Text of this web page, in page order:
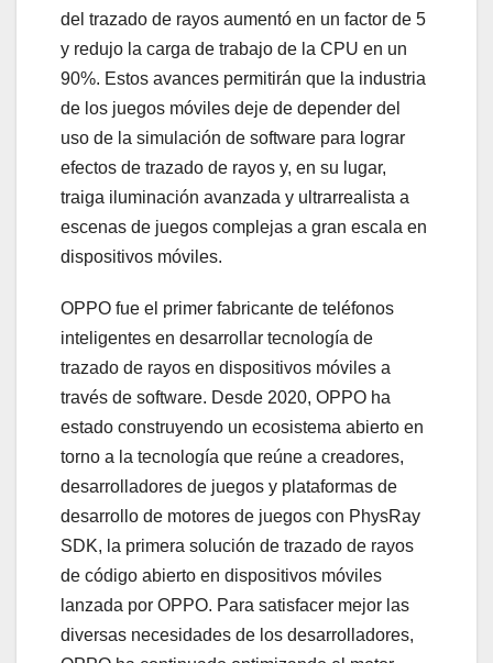
del trazado de rayos aumentó en un factor de 5
y redujo la carga de trabajo de la CPU en un
90%. Estos avances permitirán que la industria
de los juegos móviles deje de depender del
uso de la simulación de software para lograr
efectos de trazado de rayos y, en su lugar,
traiga iluminación avanzada y ultrarrealista a
escenas de juegos complejas a gran escala en
dispositivos móviles.
OPPO fue el primer fabricante de teléfonos
inteligentes en desarrollar tecnología de
trazado de rayos en dispositivos móviles a
través de software. Desde 2020, OPPO ha
estado construyendo un ecosistema abierto en
torno a la tecnología que reúne a creadores,
desarrolladores de juegos y plataformas de
desarrollo de motores de juegos con PhysRay
SDK, la primera solución de trazado de rayos
de código abierto en dispositivos móviles
lanzada por OPPO. Para satisfacer mejor las
diversas necesidades de los desarrolladores,